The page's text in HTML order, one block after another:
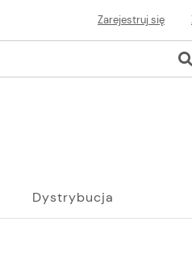
Zarejestruj się
Dystrybucja